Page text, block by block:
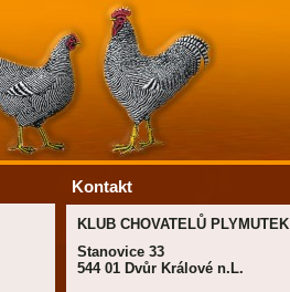
Kontakt
KLUB CHOVATELŮ PLYMUTEK
Stanovice 33
544 01 Dvůr Králové n.L.